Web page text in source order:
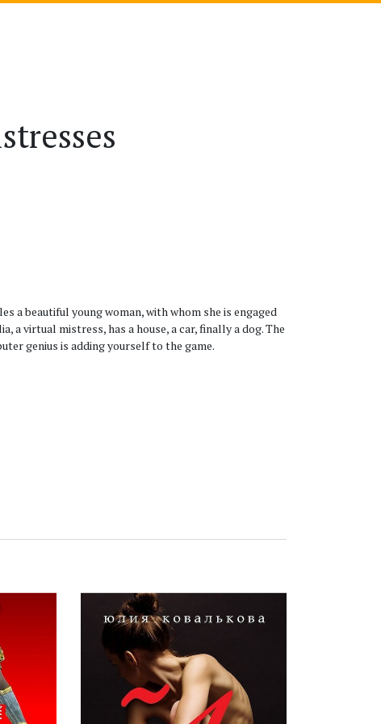
a beautiful young woman, with whom she is engaged
a virtual mistress, has a house, a car, finally a dog. The
genius is adding yourself to the game.